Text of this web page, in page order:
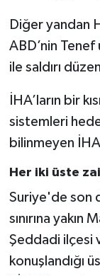
Diğer yandan
ABD’nin
ile saldırı
İHA’ların bir
sistemleri
bilinmeyen
Her iki üste
Suriye'de son
sınırına
Şeddadi ilçesi
konuşlandığı